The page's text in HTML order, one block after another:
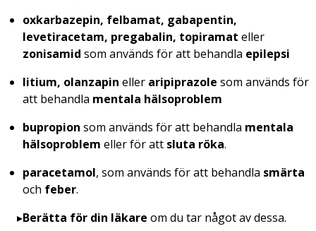
oxkarbazepin, felbamat, gabapentin,
levetiracetam, pregabalin, topiramat eller
zonisamid som används för att behandla epilepsi
litium, olanzapin eller aripiprazole som används för
att behandla mentala hälsoproblem
bupropion som används för att behandla mentala
hälsoproblem eller för att sluta röka.
paracetamol, som används för att behandla smärta
och feber.
Berätta för din läkare om du tar något av dessa.